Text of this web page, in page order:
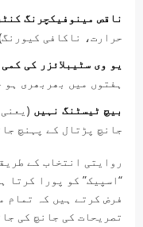
ناقص مینوفیکچرنگ
حرارت، ناکافی
یو وی سٹیبلائزر کی کمی
ہفتوں میں بھربھری ہو
بیچ ٹیسٹنگ نہیں
جانچ پڑتال کے پہنچ
روایتی انتخاب کے
“اسپیک” کو پورا کرتا
فرض کرتے ہیں کہ تمام
تصریحات کی جانچ کی